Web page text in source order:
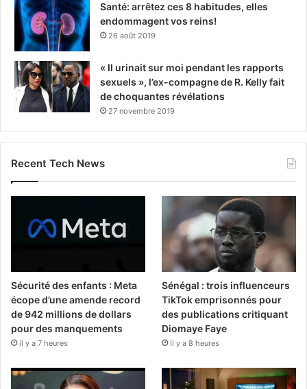
Santé: arrêtez ces 8 habitudes, elles
endommagent vos reins!
26 août 2019
« Il urinait sur moi pendant les rapports
sexuels », l’ex-compagne de R. Kelly fait
de choquantes révélations
27 novembre 2019
Recent Tech News
Sécurité des enfants : Meta
écope d’une amende record
de 942 millions de dollars
pour des manquements
il y a 7 heures
Sénégal : trois influenceurs
TikTok emprisonnés pour
des publications critiquant
Diomaye Faye
il y a 8 heures